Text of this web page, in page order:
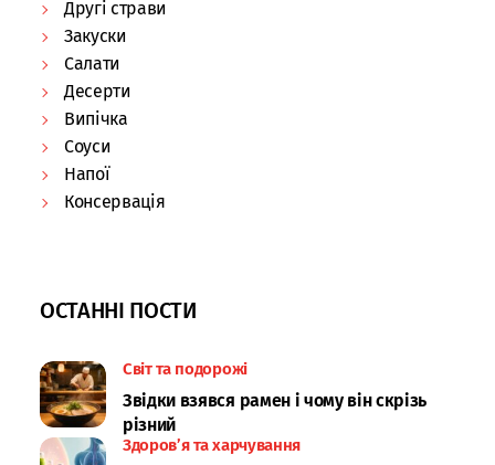
Другі страви
Закуски
Салати
Десерти
Випічка
Соуси
Напої
Консервація
ОСТАННІ ПОСТИ
Світ та подорожі
Звідки взявся рамен і чому він скрізь
різний
Здоров’я та харчування